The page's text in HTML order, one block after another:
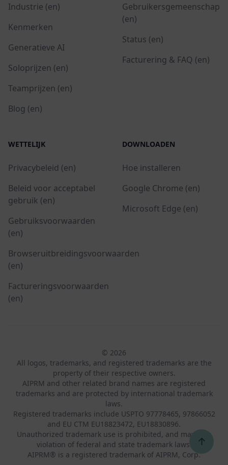
Industrie (en)
Kenmerken
Generatieve AI
Soloprijzen (en)
Teamprijzen (en)
Blog (en)
Gebruikersgemeenschap
(en)
Status (en)
Facturering & FAQ (en)
WETTELIJK
Privacybeleid (en)
Beleid voor acceptabel
gebruik (en)
Gebruiksvoorwaarden
(en)
Browseruitbreidingsvoorwaarden
(en)
Factureringsvoorwaarden
(en)
DOWNLOADEN
Hoe installeren
Google Chrome (en)
Microsoft Edge (en)
© 2026
All logos, trademarks, and registered trademarks are the
property of their respective owners.
AIPRM and other related brand names are registered
trademarks and are protected by international trademark
laws.
Registered trademarks include USPTO 97778465, 97866052
and EU CTM EU18823472, EU18830896.
Unauthorized trademark use is prohibited, and may be a
violation of federal and state trademark laws.
AIPRM® is a registered trademark of AIPRM, Corp.
↑